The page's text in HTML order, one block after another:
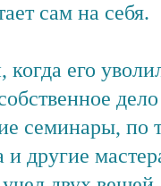
сам на себя.
когда его
семинары, по
другие